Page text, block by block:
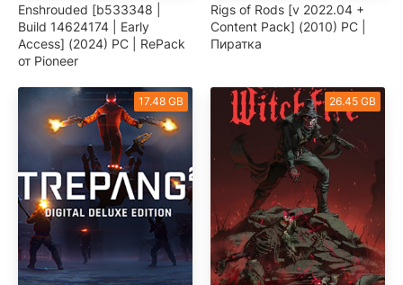
Enshrouded [b533348 |
Build 14624174 | Early
Access] (2024) PC | RePack
от Pioneer
Rigs of Rods [v 2022.04 +
Content Pack] (2010) PC |
Пиратка
17.48 GB 26.45 GB